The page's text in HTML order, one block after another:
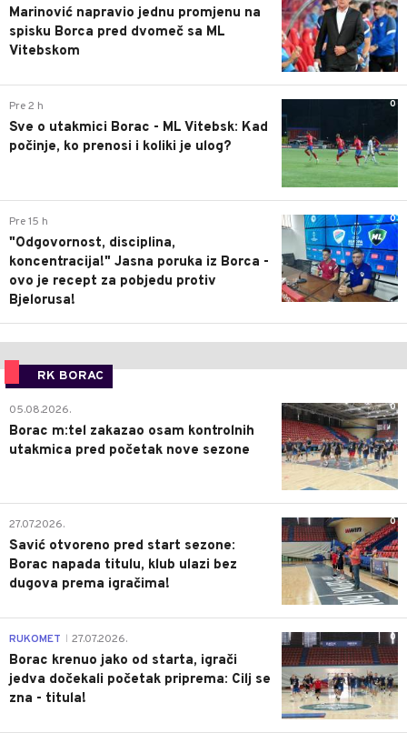
Marinović napravio jednu promjenu na
spisku Borca pred dvomeč sa ML
Vitebskom
0
Pre 2 h
Sve o utakmici Borac - ML Vitebsk: Kad
počinje, ko prenosi i koliki je ulog?
0
Pre 15 h
"Odgovornost, disciplina,
koncentracija!" Jasna poruka iz Borca -
ovo je recept za pobjedu protiv
Bjelorusa!
RK BORAC
0
05.08.2026.
Borac m:tel zakazao osam kontrolnih
utakmica pred početak nove sezone
0
27.07.2026.
Savić otvoreno pred start sezone:
Borac napada titulu, klub ulazi bez
dugova prema igračima!
0
RUKOMET 27.07.2026.
Borac krenuo jako od starta, igrači
jedva dočekali početak priprema: Cilj se
zna - titula!